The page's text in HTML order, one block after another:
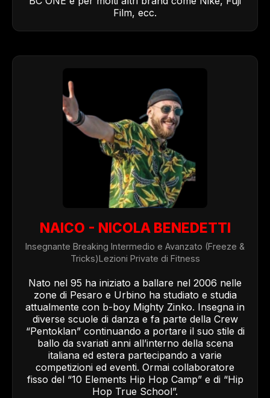
Film, ecc.
NAICO - NICOLA BENEDETTI
Insegnante Breaking Intermedio e Avanzato (Freeze &
Tricks)Lezioni Private di Fitness
Nato nel 95 ha iniziato a ballare nel 2006 nelle
zone di Pesaro e Urbino ha studiato e studia
attualmente con b-boy Mighty Zinko. Insegna in
diverse scuole di danza e fa parte della Crew
“Pentoklan” continuando a portare il suo stile di
ballo da svariati anni all’interno della scena
italiana ed estera partecipando a varie
competizioni ed eventi. Ormai collaboratore
fisso del “10 Elements Hip Hop Camp” e di “Hip
Hop True School”.